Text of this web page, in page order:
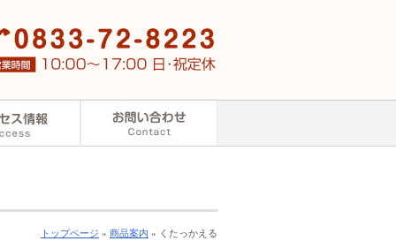
トップページ » 商品案内 » くたっかえる